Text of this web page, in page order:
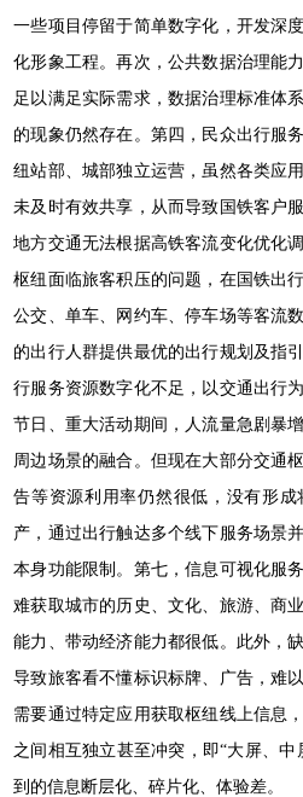
一些项目停留于简单数字化，开发深
化形象工程。再次，公共数据治理能
足以满足实际需求，数据治理标准体
的现象仍然存在。第四，民众出行服
纽站部、城部独立运营，虽然各类应
未及时有效共享，从而导致国铁客户
地方交通无法根据高铁客流变化优化
枢纽面临旅客积压的问题，在国铁出
公交、单车、网约车、停车场等客流
的出行人群提供最优的出行规划及指
行服务资源数字化不足，以交通出行
节日、重大活动期间，人流量急剧暴
周边场景的融合。但现在大部分交通
告等资源利用率仍然很低，没有形
产，通过出行触达多个线下服务场景
本身功能限制。第七，信息可视化服
难获取城市的历史、文化、旅游、商
能力、带动经济能力都很低。此外，
导致旅客看不懂标识标牌、广告，难
需要通过特定应用获取枢纽线上信息
之间相互独立甚至冲突，即“大屏、
到的信息断层化、碎片化、体验差。